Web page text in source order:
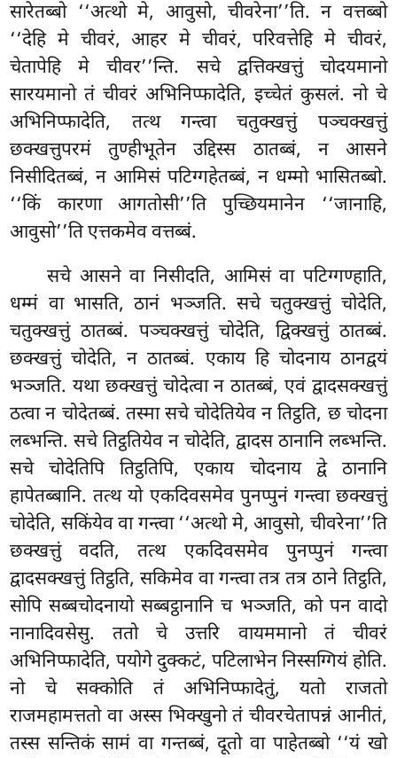
सारेतब्बो ‘‘अत्थो मे, आवुसो, चीवरेना’’ति. न वत्तब्बो
‘‘देहि मे चीवरं, आहर मे चीवरं, परिवत्तेहि मे चीवरं,
चेतापेहि मे चीवर’’न्ति. सचे द्वत्तिक्खत्तुं चोदयमानो
सारयमानो तं चीवरं अभिनिप्फादेति, इच्चेतं कुसलं. नो चे
अभिनिप्फादेति, तत्थ गन्त्वा चतुक्खत्तुं पञ्चक्खत्तुं
छक्खत्तुपरमं तुण्हीभूतेन उद्दिस्स ठातब्बं, न आसने
निसीदितब्बं, न आमिसं पटिग्गहेतब्बं, न धम्मो भासितब्बो.
‘‘किं कारणा आगतोसी’’ति पुच्छियमानेन ‘‘जानाहि,
आवुसो’’ति एत्तकमेव वत्तब्बं.
सचे आसने वा निसीदति, आमिसं वा पटिग्गण्हाति,
धम्मं वा भासति, ठानं भञ्जति. सचे चतुक्खत्तुं चोदेति,
चतुक्खत्तुं ठातब्बं. पञ्चक्खत्तुं चोदेति, द्विक्खत्तुं ठातब्बं.
छक्खत्तुं चोदेति, न ठातब्बं. एकाय हि चोदनाय ठानद्वयं
भञ्जति. यथा छक्खत्तुं चोदेत्वा न ठातब्बं, एवं द्वादसक्खत्तुं
ठत्वा न चोदेतब्बं. तस्मा सचे चोदेतियेव न तिट्ठति, छ चोदना
लब्भन्ति. सचे तिट्ठतियेव न चोदेति, द्वादस ठानानि लब्भन्ति.
सचे चोदेतिपि तिट्ठतिपि, एकाय चोदनाय द्वे ठानानि
हापेतब्बानि. तत्थ यो एकदिवसमेव पुनप्पुनं गन्त्वा छक्खत्तुं
चोदेति, सकिंयेव वा गन्त्वा ‘‘अत्थो मे, आवुसो, चीवरेना’’ति
छक्खत्तुं वदति, तत्थ एकदिवसमेव पुनप्पुनं गन्त्वा
द्वादसक्खत्तुं तिट्ठति, सकिमेव वा गन्त्वा तत्र तत्र ठाने तिट्ठति,
सोपि सब्बचोदनायो सब्बट्ठानानि च भञ्जति, को पन वादो
नानादिवसेसु. ततो चे उत्तरि वायममानो तं चीवरं
अभिनिप्फादेति, पयोगे दुक्कटं, पटिलाभेन निस्सग्गियं होति.
नो चे सक्कोति तं अभिनिप्फादेतुं, यतो राजतो
राजमहामत्ततो वा अस्स भिक्खुनो तं चीवरचेतापन्नं आनीतं,
तस्स सन्तिकं सामं वा गन्तब्बं, दूतो वा पाहेतब्बो ‘‘यं खो